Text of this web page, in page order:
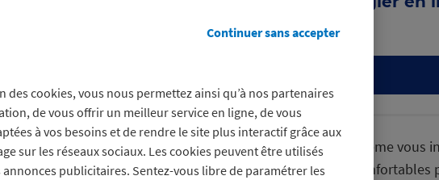
même sur les promos
Ce que les enfants aiment. Du Pareil Au Même vous
vêtements et chaussures tendances et confortables
des cookies, vous nous permettez ainsi qu’à nos partenaires
de vous offrir un meilleur service en ligne, de vous
à vos besoins et de rendre le site plus interactif grâce aux
sur les réseaux sociaux. Les cookies peuvent être utilisés
publicitaires. Sentez-vous libre de paramétrer les
Continuer sans accepter